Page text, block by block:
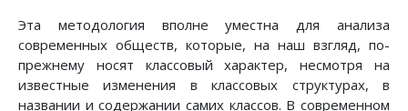
Эта методология вполне уместна для анализа
современных обществ, которые, на наш взгляд, по-
прежнему носят классовый характер, несмотря на
известные изменения в классовых структурах, в
названии и содержании самих классов. В современном